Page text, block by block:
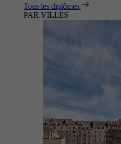
Tous les diplômes
PAR VILLES